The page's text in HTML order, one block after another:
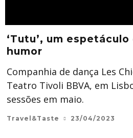
‘Tutu’, um
humor
Companhia de dança Les
Teatro Tivoli BBVA, em
sessões em maio.
Travel&Taste 23/04/2023